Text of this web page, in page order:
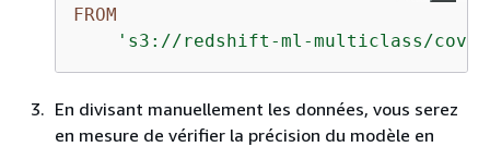
FROM
's3://redshift-ml-multiclass/
En divisant manuellement les données, vous serez
en mesure de vérifier la précision du modèle en